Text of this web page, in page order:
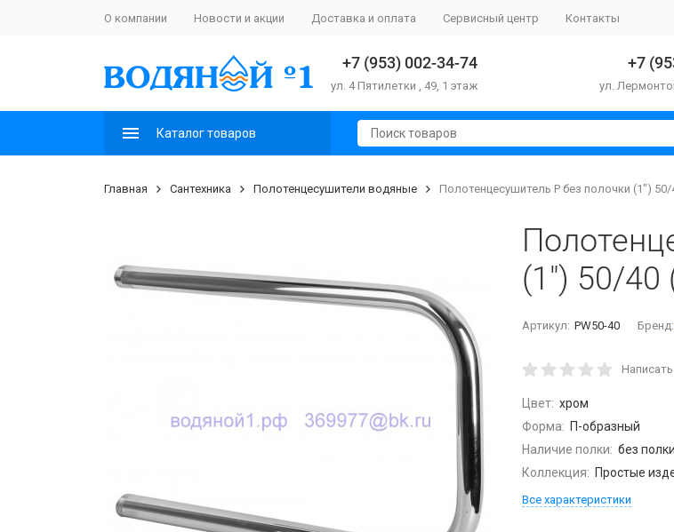
О компании Новости и акции Доставка и оплата Сервисный центр Контакты
+7 (953) 002-34-74
ул. 4 Пятилетки , 49, 1 этаж
+7
ул.
Каталог товаров
Главная Сантехника Полотенцесушители водяные Полотенцесушитель P без полочки (1")
(1") 50/40
Артикул: PW50-40 Бренд:
Цвет: хром
Форма: П-образный
Наличие полки: без полки
Коллекция: Простые
Все характеристики